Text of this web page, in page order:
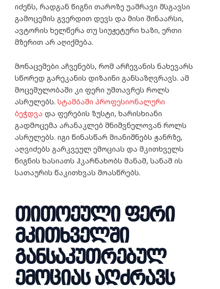
იძენს, რადგან წიგნი თაროზე უამრავი მსგავსი
გამოცემის გვერდით დევს და მისი შინაარსი,
ავტორის ხელწერა თუ სიუჟეტური ხაზი, ერთი
მზერით არ აღიქმება.
მონაცემები აჩვენებს, რომ არჩევანის ნახევარს
სწორედ გარეკანის დიზაინი განსაზღვრავს. ამ
მოცემულობაში კი ფერი უმთავრეს როლს
ასრულებს. სტამბაში პროფესიონალური
ბეჭდვა და ფერების ზუსტი, ხარისხიანი
გადმოცემა არანაკლებ მნიშვნელოვან როლს
ასრულებს. იგი წინასწარ მიანიშნებს ჟანრზე,
აღვიძებს გარკვეულ ემოციას და მკითხველს
წიგნის ხასიათს ჰკარნახობს მანამ, სანამ ის
სათაურის წაკითხვას მოასწრებს.
თითოეული ფერი
მკითხველში
განსაკუთრებულ
ემოციას აღძრავს